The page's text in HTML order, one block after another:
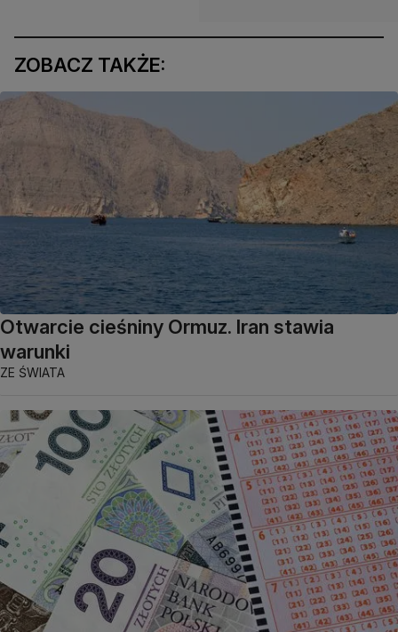
ZOBACZ TAKŻE:
Otwarcie cieśniny Ormuz. Iran stawia
warunki
ZE ŚWIATA